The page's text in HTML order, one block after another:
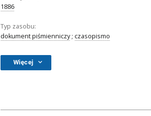
1886
Typ zasobu:
dokument piśmienniczy; czasopismo
Więcej